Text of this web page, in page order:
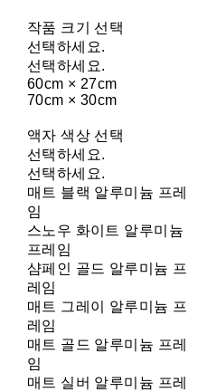
작품 크기 선택
선택하세요.
선택하세요.
60cm × 27cm
70cm × 30cm
액자 색상 선택
선택하세요.
선택하세요.
매트 블랙 알루미늄 프레
임
스노우 화이트 알루미늄
프레임
샴페인 골드 알루미늄 프
레임
매트 그레이 알루미늄 프
레임
매트 골드 알루미늄 프레
임
매트 실버 알루미늄 프레